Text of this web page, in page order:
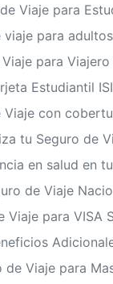
Viaje para
viaje para
para
Estudiantil
Viaje con
tu Seguro de
en salud en
de Viaje
Viaje para VISA
de Viaje para